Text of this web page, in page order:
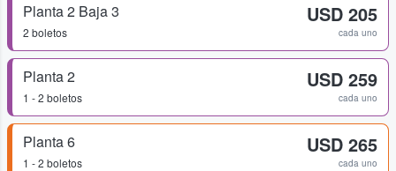
Planta 2 Baja 3
2 boletos
USD 205
cada uno
Planta 2
1 - 2 boletos
USD 259
cada uno
Planta 6
1 - 2 boletos
USD 265
cada uno